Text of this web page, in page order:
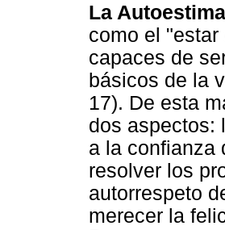
La
como el
capaces de
básicos de la
17). De esta
dos aspectos:
a la confianza
resolver los
autorrespeto
merecer la